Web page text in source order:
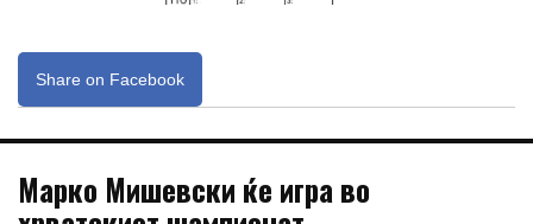
Share on Facebook
Марко Мишевски ќе игра во